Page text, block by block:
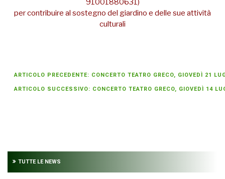
91001880631)
per contribuire al sostegno del giardino e delle sue attività
culturali
ARTICOLO PRECEDENTE: CONCERTO TEATRO GRECO, GIOVEDÌ 21
ARTICOLO SUCCESSIVO: CONCERTO TEATRO GRECO, GIOVEDÌ 14
TUTTE LE NEWS